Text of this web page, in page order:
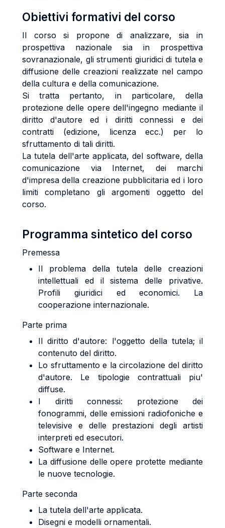
Obiettivi formativi del corso
Il corso si propone di analizzare, sia in
prospettiva nazionale sia in prospettiva
sovranazionale, gli strumenti giuridici di tutela e
diffusione delle creazioni realizzate nel campo
della cultura e della comunicazione.
Si tratta pertanto, in particolare, della
protezione delle opere dell'ingegno mediante il
diritto d'autore ed i diritti connessi e dei
contratti (edizione, licenza ecc.) per lo
sfruttamento di tali diritti.
La tutela dell'arte applicata, del software, della
comunicazione via Internet, dei marchi
d'impresa della creazione pubblicitaria ed i loro
limiti completano gli argomenti oggetto del
corso.
Programma sintetico del corso
Premessa
Il problema della tutela delle creazioni
intellettuali ed il sistema delle privative.
Profili giuridici ed economici. La
cooperazione internazionale.
Parte prima
Il diritto d'autore: l'oggetto della tutela; il
contenuto del diritto.
Lo sfruttamento e la circolazione del diritto
d'autore. Le tipologie contrattuali piu'
diffuse.
I diritti connessi: protezione dei
fonogrammi, delle emissioni radiofoniche e
televisive e delle prestazioni degli artisti
interpreti ed esecutori.
Software e Internet.
La diffusione delle opere protette mediante
le nuove tecnologie.
Parte seconda
La tutela dell'arte applicata.
Disegni e modelli ornamentali.